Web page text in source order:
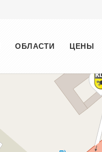
ОБЛАСТИ ЦЕНЫ